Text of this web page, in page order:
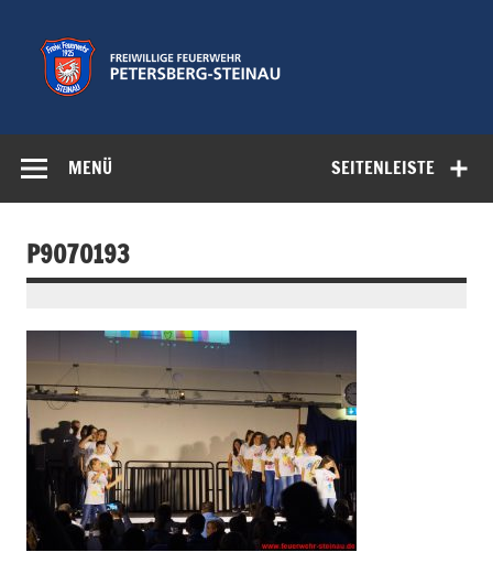
springen
Feuerwehr
Petersberg-
SEITENLEISTE
MENÜ
P9070193